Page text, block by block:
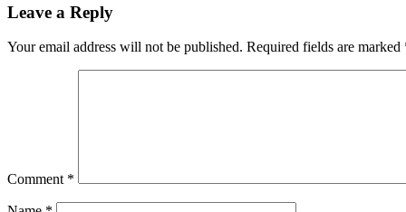
Leave a Reply
Your email address will not be published. Required fields are marked
Comment *